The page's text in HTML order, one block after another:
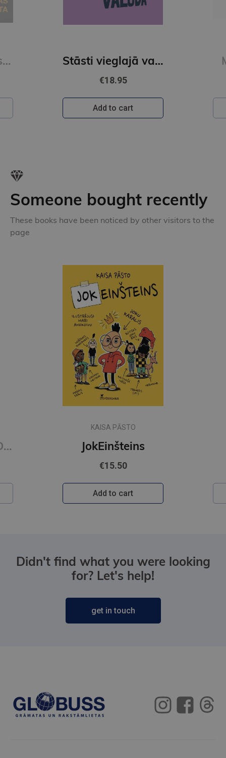
Franas Lībovicas lasāmgrāmata Stāsti vieglajā valodā 3. grāmata
€18.95
Add to cart
Someone bought recently
These books have been noticed by other visitors to the
page
Grāmatzīme GLOBUSS - Ruds kaķis
KAISA PĀSTO
JokEinšteins
€15.50
Add to cart
Didn't find what you were looking
for? Let's help!
get in touch